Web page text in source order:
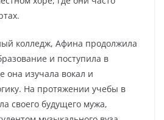
колледж, Афина продолжила
и поступила в
она изучала вокал и
На протяжении учебы в
своего будущего мужа,